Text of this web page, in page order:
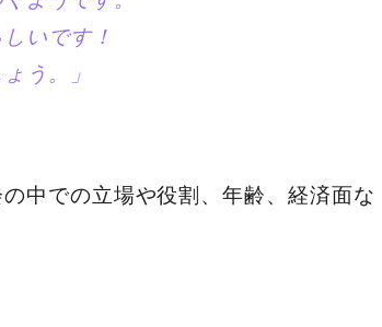
いです！
う。」
中での立場や役割、年齢、経済面な